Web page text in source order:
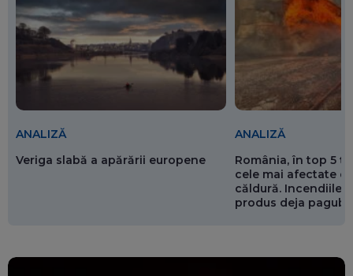
ANALIZĂ
Veriga slabă a apărării europene
ANALIZĂ
România, în top 5
cele mai afectate
căldură. Incendiile
produs deja